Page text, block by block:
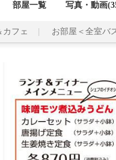
部屋一覧 写真・動画
カフェ お部屋＜全室バ